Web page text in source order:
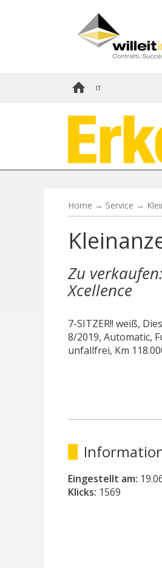
IT
Home → Service →
Zu
Xcellence
7-SITZER!! weiß,
8/2019, Automatic,
unfallfrei, Km
Eingestellt am:
Klicks: 1569